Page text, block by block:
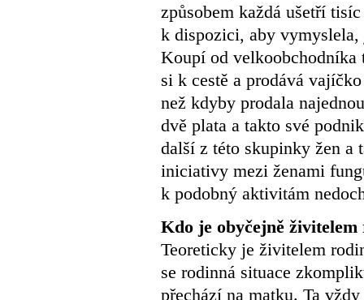
způsobem každá ušetří
k dispozici, aby
Koupí od velkoobchodníka
si k cestě a prodává
než kdyby prodala
dvě plata a takto své
další z této skupinky žen a
iniciativy mezi ženami
k podobný aktivitám
Kdo je obyčejně živitelem
Teoreticky je živitelem
se rodinná situace
přechází na matku. Ta